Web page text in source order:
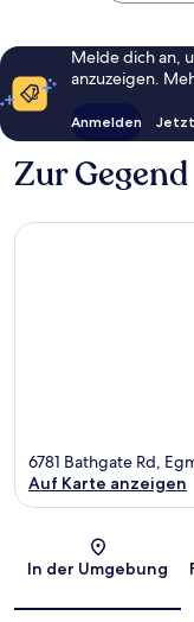
Melde dich an,
anzuzeigen.
Anmelden
Zur Gegend
6781 Bathgate Rd,
Auf Karte anzeigen
In der Umgebung